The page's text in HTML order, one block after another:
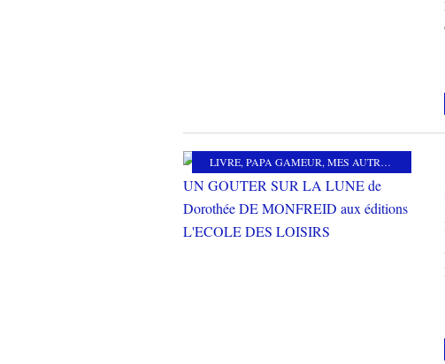
LIVRE, PAPA GAMEUR, MES AUTRES PASSIONS